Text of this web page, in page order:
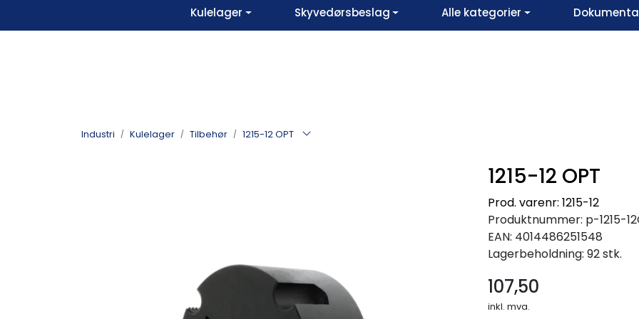
Kulelager Skyvedørsbeslag Alle kategorier
Industri Kulelager Tilbehør 1215-12 OPT
1215-12 OPT
Prod. varenr: 1215-12
Produktnummer: p-1215-
EAN: 4014486251548
Lagerbeholdning: 92 stk.
107,50
inkl. mva.